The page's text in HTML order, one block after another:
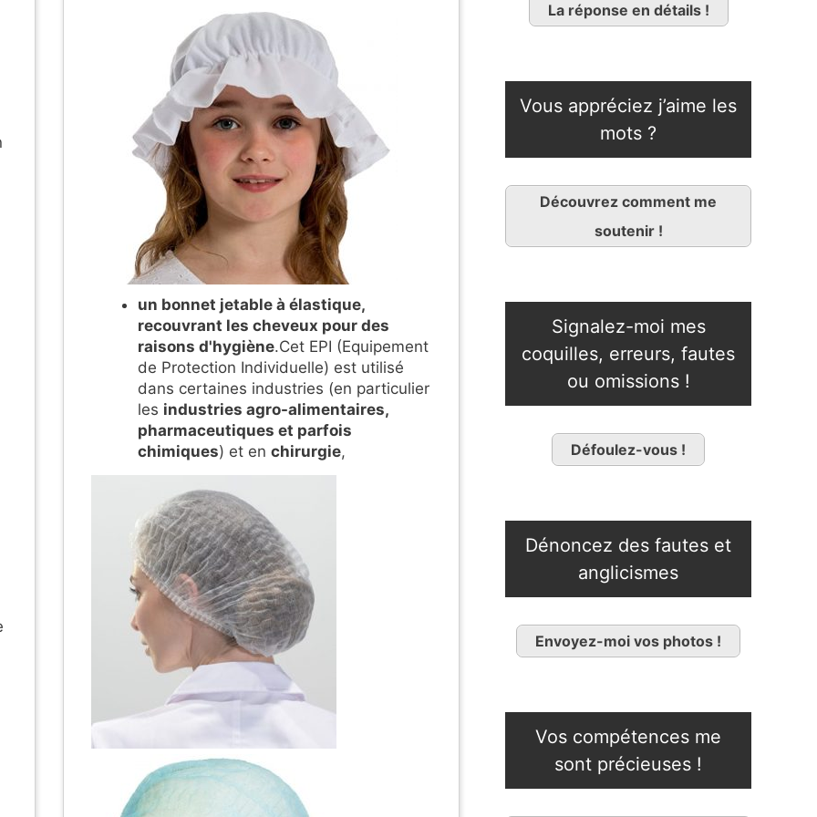
un bonnet jetable à élastique,
recouvrant les cheveux pour des
raisons d'hygiène.Cet EPI (Equipement
de Protection Individuelle) est utilisé
dans certaines industries (en particulier
les industries agro-alimentaires,
pharmaceutiques et parfois
chimiques) et en chirurgie,
La réponse en détails !
Vous appréciez j’aime les
mots ?
Découvrez comment me
soutenir !
Signalez-moi mes
coquilles, erreurs, fautes
ou omissions !
Défoulez-vous !
Dénoncez des fautes et
anglicismes
Envoyez-moi vos photos !
Vos compétences me
sont précieuses !